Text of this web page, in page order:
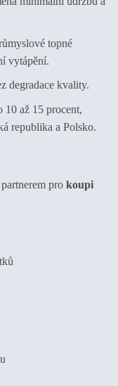
topné
vytápění.
degradace kvality.
10 až 15 procent,
republika a Polsko.
pro koupi